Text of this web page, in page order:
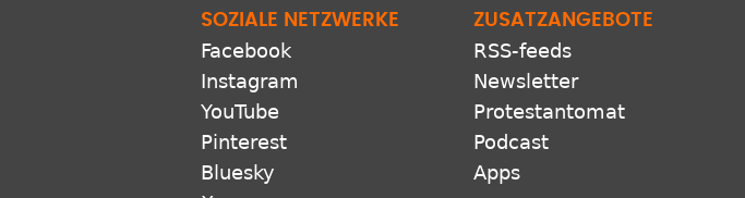
SOZIALE NETZWERKE
Facebook
Instagram
YouTube
Pinterest
Bluesky
ZUSATZANGEBOTE
RSS-feeds
Newsletter
Protestantomat
Podcast
Apps